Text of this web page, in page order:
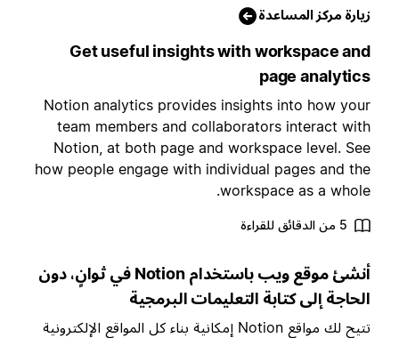
مركز المساعدة
Get useful insights with workspace
page
Notion analytics provides insights into how
team members and collaborators interact
Notion, at both page and workspace level.
how people engage with individual pages and
workspace as a
5 من الدقائق للقراءة
أنشئ موقع ويب باستخدام Notion في ثوانٍ، دون
إلى كتابة التعليمات البرمجية
تتيح لك مواقع Notion إمكانية بناء كل المواقع الإلكترونية